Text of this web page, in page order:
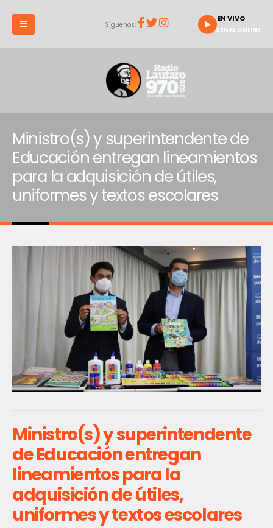
Síguenos:
EN VIVO
SEÑAL ONLINE
Ministro(s) y superintendente de
Educación entregan lineamientos
para la adquisición de útiles,
uniformes y textos escolares
Ministro(s) y superintendente
de Educación entregan
lineamientos para la
adquisición de útiles,
uniformes y textos escolares